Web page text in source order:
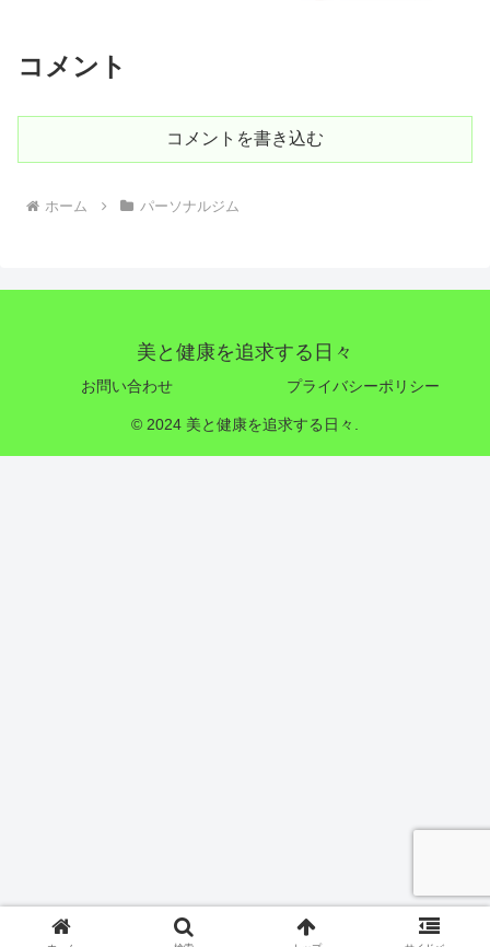
コメント
コメントを書き込む
ホーム パーソナルジム
美と健康を追求する日々
お問い合わせ プライバシーポリシー
© 2024 美と健康を追求する日々.